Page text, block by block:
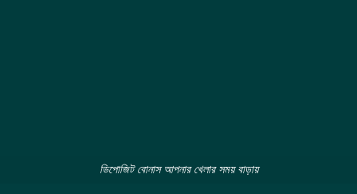
ডিপোজিট বোনাস আপনার খেলার সময় বাড়ায়